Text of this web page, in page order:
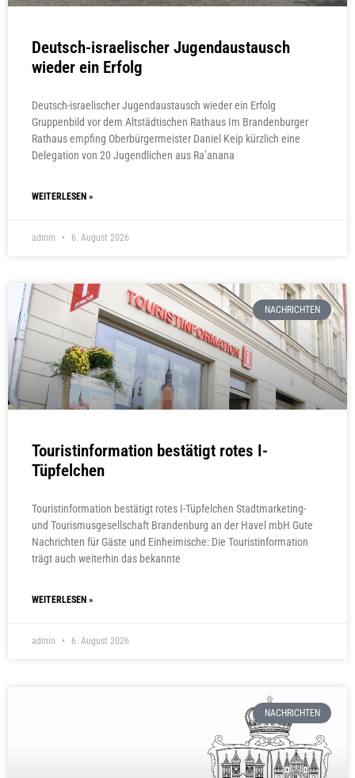
Deutsch-israelischer Jugendaustausch
wieder ein Erfolg
Deutsch-israelischer Jugendaustausch wieder ein Erfolg
Gruppenbild vor dem Altstädtischen Rathaus Im Brandenburger
Rathaus empfing Oberbürgermeister Daniel Keip kürzlich eine
Delegation von 20 Jugendlichen aus Ra’anana
WEITERLESEN »
admin 6. August 2026
NACHRICHTEN
Touristinformation bestätigt rotes I-
Tüpfelchen
Touristinformation bestätigt rotes I-Tüpfelchen Stadtmarketing-
und Tourismusgesellschaft Brandenburg an der Havel mbH Gute
Nachrichten für Gäste und Einheimische: Die Touristinformation
trägt auch weiterhin das bekannte
WEITERLESEN »
admin 6. August 2026
NACHRICHTEN